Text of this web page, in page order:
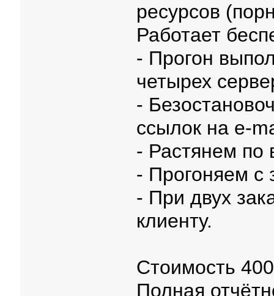
ресурсов
Работает
- Прогон
четырех
-
ссылок на e-
- Растянем по
- Прогоняем с
- При двух
клиенту.
Стоимость
Полная